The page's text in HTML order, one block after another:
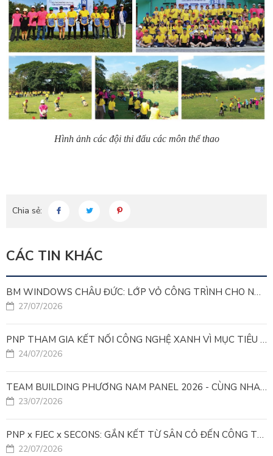
Hình ảnh các đội thi đấu các môn thể thao
Chia sẻ:
CÁC TIN KHÁC
BM WINDOWS CHÂU ĐỨC: LỚP VỎ CÔNG TRÌNH CHO NHÀ MÁY LEED GOLD
27/07/2026
PNP THAM GIA KẾT NỐI CÔNG NGHỆ XANH VÌ MỤC TIÊU PHÁT TRIỂN BỀN VỮNG
24/07/2026
TEAM BUILDING PHƯƠNG NAM PANEL 2026 - CÙNG NHAU ĐI XA, CÙNG NHAU LỚN MẠNH
23/07/2026
PNP x FJEC x SECONS: GẮN KẾT TỪ SÂN CỎ ĐẾN CÔNG TRÌNH
22/07/2026